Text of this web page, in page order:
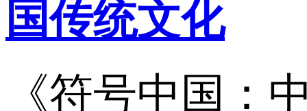
国传统文化
《符号中国：